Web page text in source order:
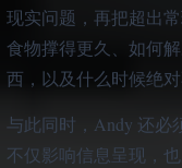
现实问题，再把超出
食物撑得更久、如何
西，以及什么时候绝对
与此同时，Andy 还必
不仅影响信息呈现，